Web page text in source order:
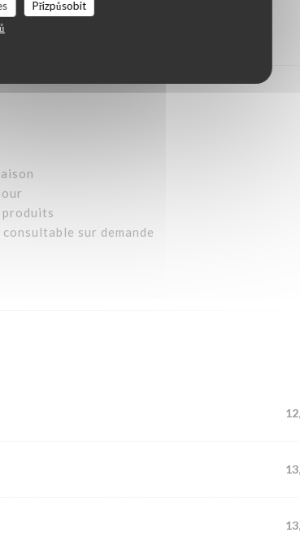
Přizpůsobit
des vins
produits
sur demande